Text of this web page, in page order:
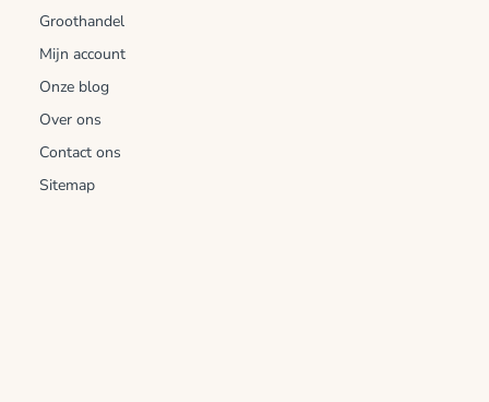
Groothandel
Mijn account
Onze blog
Over ons
Contact ons
Sitemap